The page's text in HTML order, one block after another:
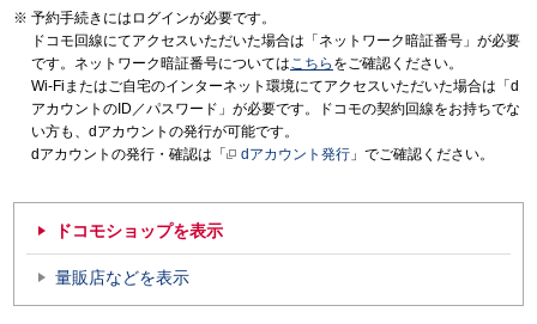
予約手続きにはログインが必要です。
ドコモ回線にてアクセスいただいた場合は「ネットワーク暗証番号」が必要
です。ネットワーク暗証番号についてはこちら をご確認ください。
Wi-Fiまたはご自宅のインターネット環境にてアクセスいただいた場合は「d
アカウントのID／パスワード」が必要です。ドコモの契約回線をお持ちでな
い方も、dアカウントの発行が可能です。
dアカウントの発行・確認は「
dアカウント発行 」でご確認ください。
ドコモショップを表示
量販店などを表示